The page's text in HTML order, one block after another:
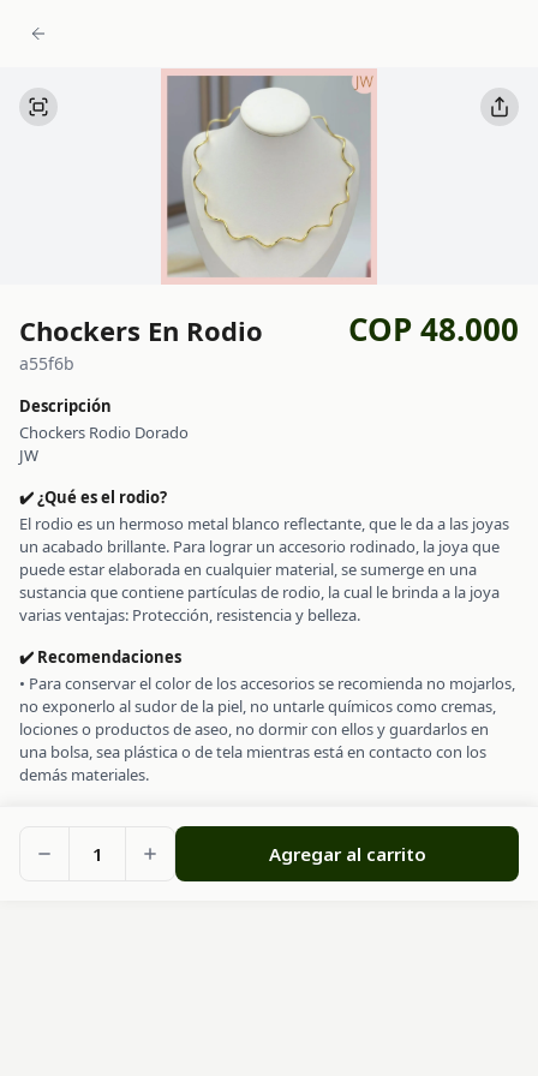
Chockers En Rodio COP 48.000
a55f6b
Descripción
Chockers Rodio Dorado
JW
✔️ ¿Qué es el rodio?
El rodio es un hermoso metal blanco reflectante, que le da a las joyas
un acabado brillante. Para lograr un accesorio rodinado, la joya que
puede estar elaborada en cualquier material, se sumerge en una
sustancia que contiene partículas de rodio, la cual le brinda a la joya
varias ventajas: Protección, resistencia y belleza.
✔️ Recomendaciones
• Para conservar el color de los accesorios se recomienda no mojarlos,
no exponerlo al sudor de la piel, no untarle químicos como cremas,
lociones o productos de aseo, no dormir con ellos y guardarlos en
una bolsa, sea plástica o de tela mientras está en contacto con los
demás materiales.
1 Agregar al carrito